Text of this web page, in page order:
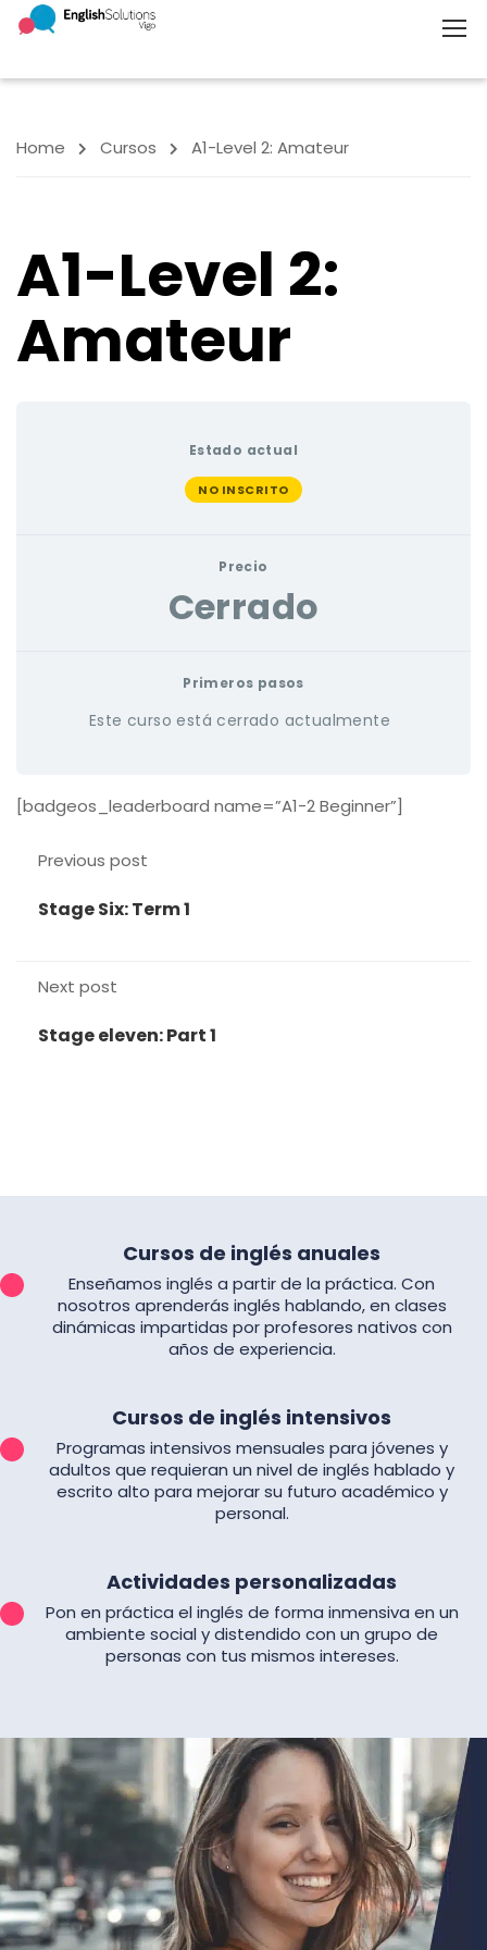
Home Cursos A1-Level 2: Amateur
A1-Level 2:
Amateur
Estado actual
NO INSCRITO
Precio
Cerrado
Primeros pasos
Este curso está cerrado actualmente
[badgeos_leaderboard name=”A1-2 Beginner”]
Previous post
Stage Six: Term 1
Next post
Stage eleven: Part 1
Cursos de inglés anuales
Enseñamos inglés a partir de la práctica. Con
nosotros aprenderás inglés hablando, en clases
dinámicas impartidas por profesores nativos con
años de experiencia.
Cursos de inglés intensivos
Programas intensivos mensuales para jóvenes y
adultos que requieran un nivel de inglés hablado y
escrito alto para mejorar su futuro académico y
personal.
Actividades personalizadas
Pon en práctica el inglés de forma inmensiva en un
ambiente social y distendido con un grupo de
personas con tus mismos intereses.